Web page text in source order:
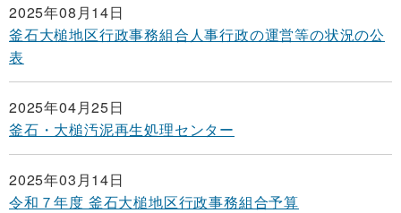
2025年08月14日
釜石大槌地区行政事務組合人事行政の運営等の状況の公
表
2025年04月25日
釜石・大槌汚泥再生処理センター
2025年03月14日
令和７年度 釜石大槌地区行政事務組合予算